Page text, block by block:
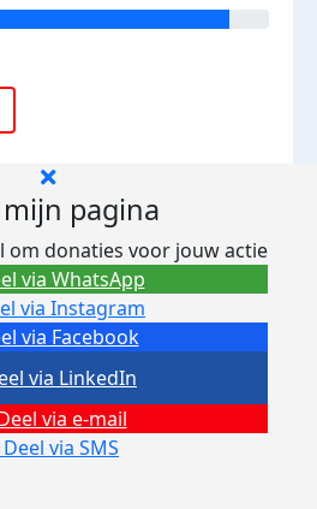
mijn pagina
om donaties voor jouw actie
via Facebook
via Instagram
via e-mail
Deel via SMS
via LinkedIn
via WhatsApp